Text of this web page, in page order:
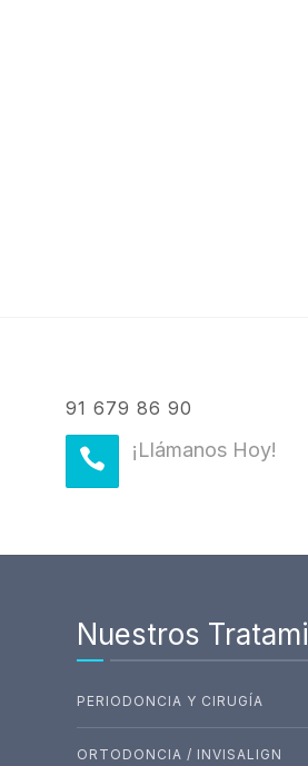
91 679 86 90
¡Llámanos Hoy!
Nuestros
PERIODONCIA Y CIRUGÍA
ORTODONCIA / INVISALIGN